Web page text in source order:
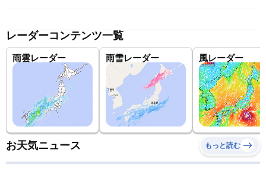
レーダーコンテンツ一覧
雨雲レーダー 雨雪レーダー 風レーダー
お天気ニュース もっと読む